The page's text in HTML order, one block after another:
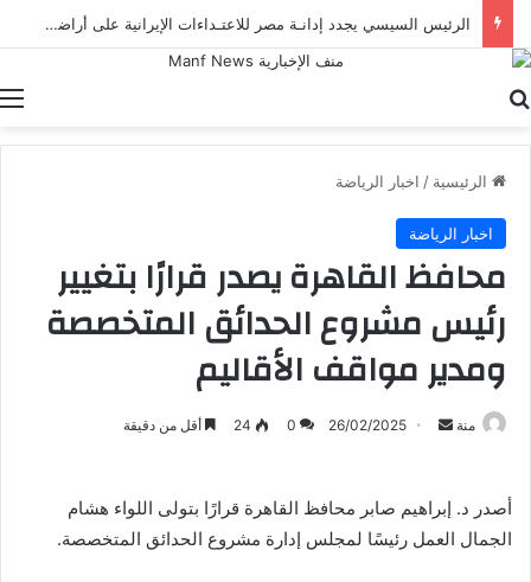
الرئيس السيسي يجدد إدانـة مصر للاعتـداءات الإيرانية على أراضي البحرين
الرئيسية / اخبار الرياضة
اخبار الرياضة
محافظ القاهرة يصدر قرارًا بتغيير
رئيس مشروع الحدائق المتخصصة
ومدير مواقف الأقاليم
منة
أرسل 26/02/2025
0
24 أقل من دقيقة
أصدر د. إبراهيم صابر محافظ القاهرة قرارًا بتولى اللواء هشام
الجمال العمل رئيسًا لمجلس إدارة مشروع الحدائق المتخصصة.